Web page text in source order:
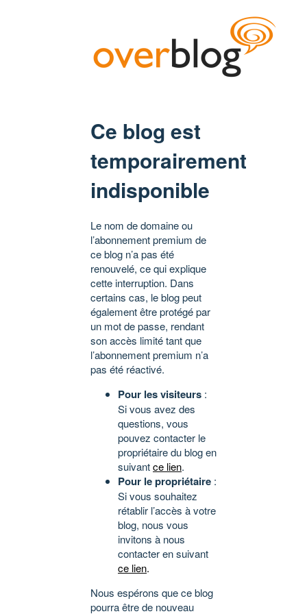
Ce blog est
temporairement
indisponible
Le nom de domaine ou
l’abonnement premium de
ce blog n’a pas été
renouvelé, ce qui explique
cette interruption. Dans
certains cas, le blog peut
également être protégé par
un mot de passe, rendant
son accès limité tant que
l’abonnement premium n’a
pas été réactivé.
Pour les visiteurs :
Si vous avez des
questions, vous
pouvez contacter le
propriétaire du blog en
suivantce lien.
Pour le propriétaire :
Si vous souhaitez
rétablir l’accès à votre
blog, nous vous
invitons à nous
contacter en suivant
ce lien.
Nous espérons que ce blog
pourra être de nouveau